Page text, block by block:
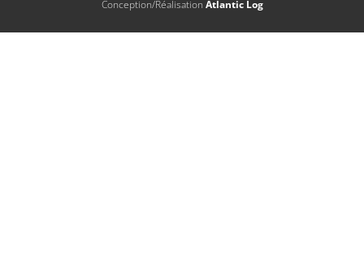
Conception/Réalisation Atlantic Log